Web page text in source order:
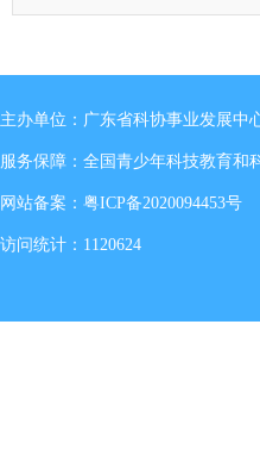
主办单位：广东省科协事业发展中
服务保障：全国青少年科技教育和
网站备案： 粤ICP备2020094453号
访问统计：1120624